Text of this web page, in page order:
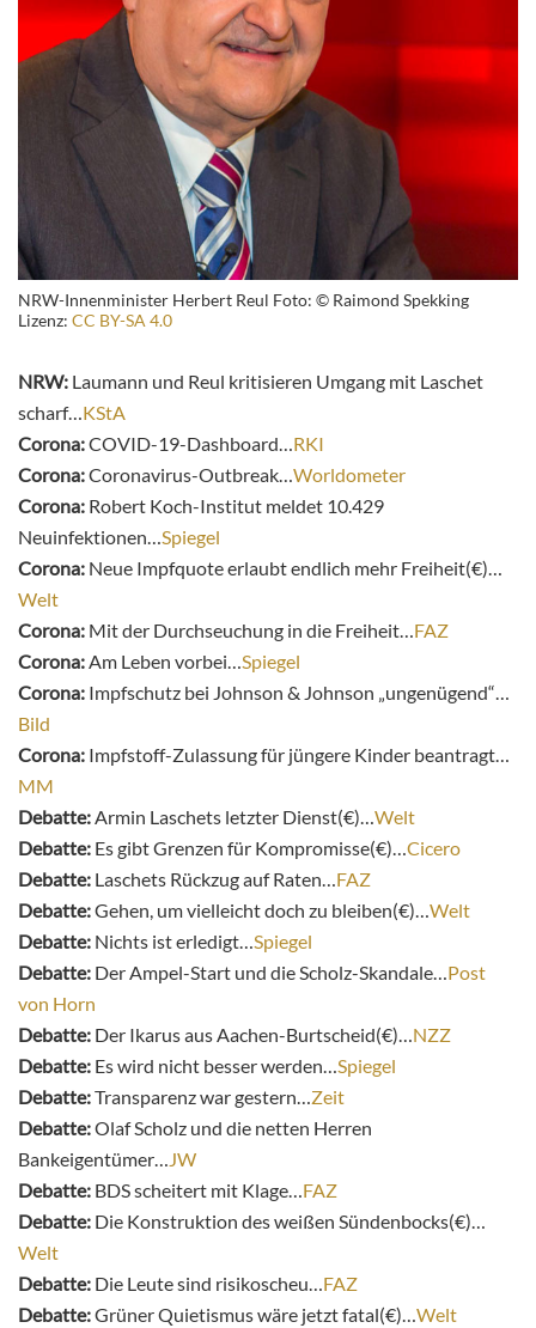
NRW-Innenminister Herbert Reul Foto: © Raimond Spekking
Lizenz: CC BY-SA 4.0
NRW: Laumann und Reul kritisieren Umgang mit Laschet
scharf…KStA
Corona:COVID-19-Dashboard…RKI
Corona:Coronavirus-Outbreak…Worldometer
Corona: Robert Koch-Institut meldet 10.429
Neuinfektionen…Spiegel
Corona: Neue Impfquote erlaubt endlich mehr Freiheit(€)…
Welt
Corona: Mit der Durchseuchung in die Freiheit…FAZ
Corona:Am Leben vorbei…Spiegel
Corona: Impfschutz bei Johnson & Johnson „ungenügend“…
Bild
Corona: Impfstoff-Zulassung für jüngere Kinder beantragt…
MM
Debatte:Armin Laschets letzter Dienst(€)…Welt
Debatte: Es gibt Grenzen für Kompromisse(€)…Cicero
Debatte: Laschets Rückzug auf Raten…FAZ
Debatte:Gehen, um vielleicht doch zu bleiben(€)…Welt
Debatte: Nichts ist erledigt…Spiegel
Debatte: Der Ampel-Start und die Scholz-Skandale…Post
von Horn
Debatte: Der Ikarus aus Aachen-Burtscheid(€)…NZZ
Debatte: Es wird nicht besser werden…Spiegel
Debatte:Transparenz war gestern…Zeit
Debatte:Olaf Scholz und die netten Herren
Bankeigentümer…JW
Debatte: BDS scheitert mit Klage…FAZ
Debatte: Die Konstruktion des weißen Sündenbocks(€)…
Welt
Debatte: Die Leute sind risikoscheu…FAZ
Debatte:Grüner Quietismus wäre jetzt fatal(€)…Welt